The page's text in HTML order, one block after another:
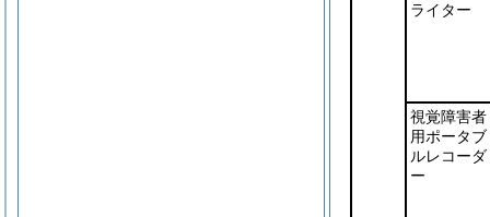
ライター
視覚障害者
用ポータブ
ルレコーダ
ー